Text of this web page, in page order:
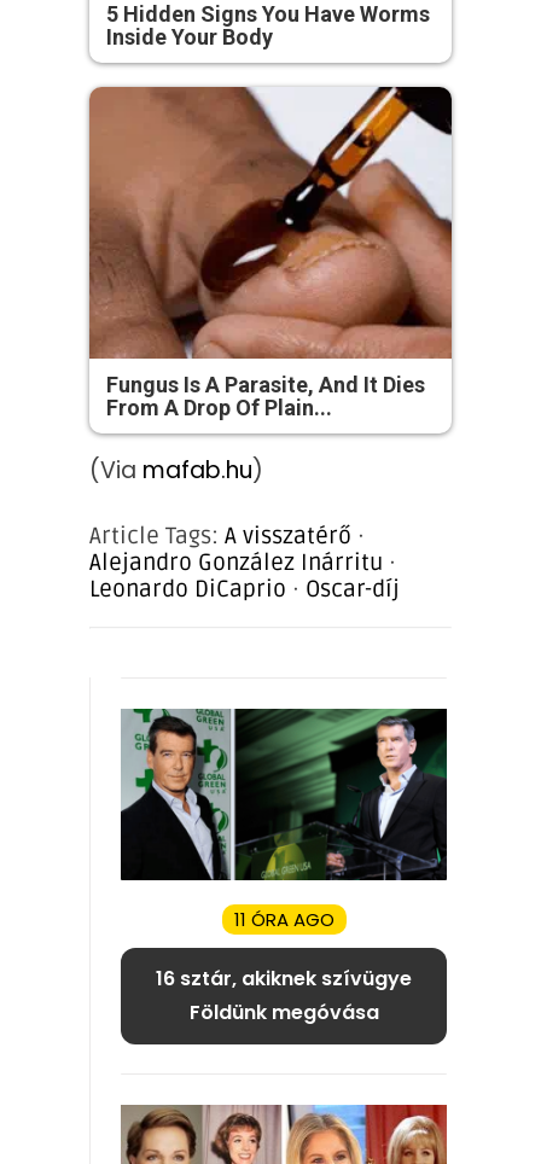
5 Hidden Signs You Have Worms
Inside Your Body
Fungus Is A Parasite, And It Dies
From A Drop Of Plain...
(Via mafab.hu)
Article Tags: A visszatérő ·
Alejandro González Inárritu ·
Leonardo DiCaprio · Oscar-díj
11 ÓRA AGO
16 sztár, akiknek szívügye
Földünk megóvása